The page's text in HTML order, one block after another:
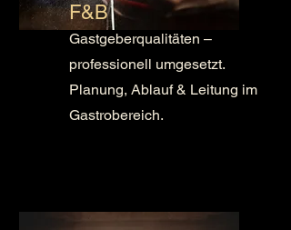
F&B
Gastgeberqualitäten –
professionell umgesetzt.
Planung, Ablauf & Leitung im
Gastrobereich.